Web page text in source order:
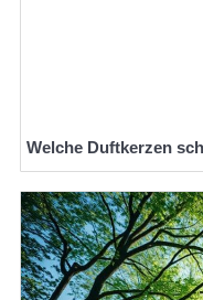
Welche Duftkerzen